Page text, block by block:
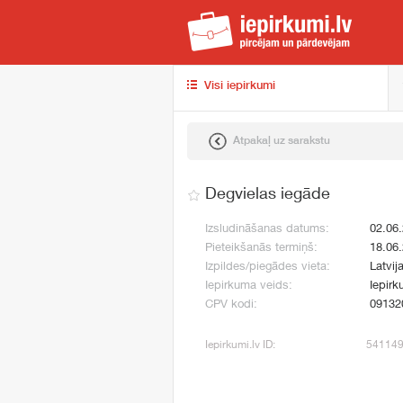
Visi iepirkumi
Atpakaļ uz sarakstu
Degvielas iegāde
Izsludināšanas datums:
Pieteikšanās termiņš:
Izpildes/piegādes vieta:
Iepirkuma veids:
CPV kodi:
Iepirkumi.lv ID: